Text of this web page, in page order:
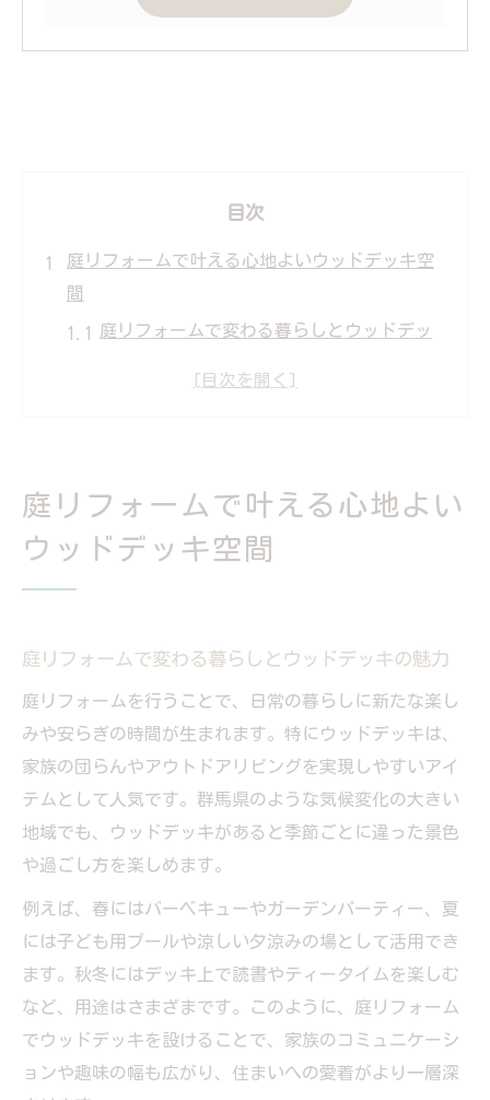
目次
庭リフォームで叶える心地よいウッドデッキ空
間
庭リフォームで変わる暮らしとウッドデッ
活用法
庭リフォームでウッドデッキを快適に仕上
群馬県の気候に合った庭リフォーム素材の
庭リフォームを群馬県でDIYする際の成功ポ
イント
快適さを生む庭リフォームの工夫とは
庭リフォームで快適な空間を作るための工
庭リフォームで叶える心地よい
ウッドデッキ空間
庭リフォームで変わる暮らしとウッドデッキの魅力
庭リフォームを行うことで、日常の暮らしに新たな楽し
みや安らぎの時間が生まれます。特にウッドデッキは、
家族の団らんやアウトドアリビングを実現しやすいアイ
テムとして人気です。群馬県のような気候変化の大きい
地域でも、ウッドデッキがあると季節ごとに違った景色
や過ごし方を楽しめます。
例えば、春にはバーベキューやガーデンパーティー、夏
には子ども用プールや涼しい夕涼みの場として活用でき
ます。秋冬にはデッキ上で読書やティータイムを楽しむ
など、用途はさまざまです。このように、庭リフォーム
でウッドデッキを設けることで、家族のコミュニケーシ
ョンや趣味の幅も広がり、住まいへの愛着がより一層深